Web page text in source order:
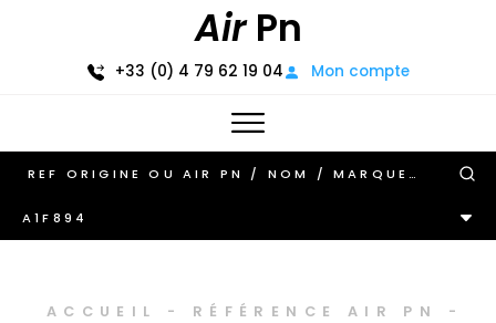
AirPn
+33 (0) 4 79 62 19 04 Mon compte
A1F894
ACCUEIL - RÉFÉRENCE AIR PN
-